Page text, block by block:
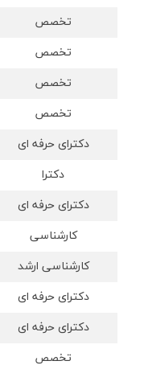
تخصص
تخصص
تخصص
تخصص
دکترای حرفه ای
دکترا
دکترای حرفه ای
کارشناسی
کارشناسی ارشد
دکترای حرفه ای
دکترای حرفه ای
تخصص